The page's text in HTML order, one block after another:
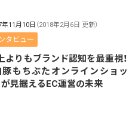
年11月10日 （2018年2月6日 更新）
タビュー
よりもブランド認知を最重視！
豚もちぶたオンラインショッ
が見据えるEC運営の未来